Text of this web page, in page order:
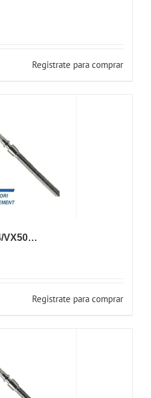
Registrate para comprar
VX50…
Registrate para comprar